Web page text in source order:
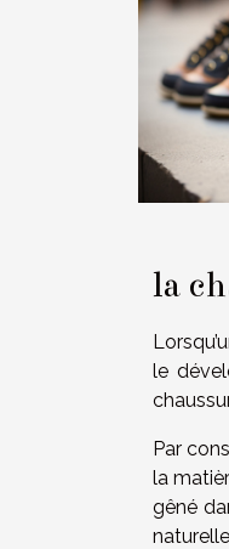
la
le
Par
la
gêné